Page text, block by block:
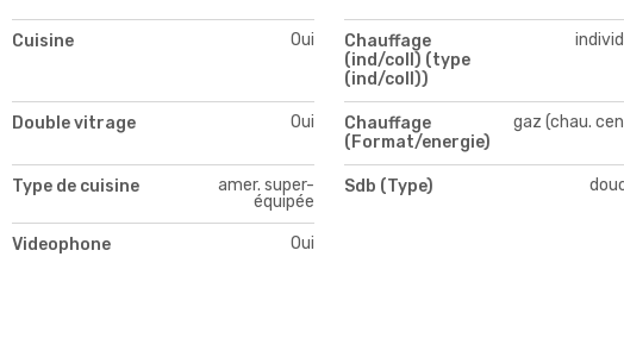
Cuisine Oui
Chauffage
(ind/coll) (type
(ind/coll))
Double vitrage Oui
Chauffage
(Format/energie)
gaz (chau.
Type de cuisine
amer. super-
équipée
Sdb (Type)
Videophone Oui